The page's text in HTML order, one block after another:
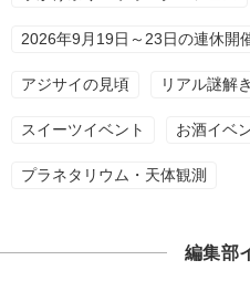
2026年9月19日～23日の連休開
アジサイの見頃 リアル謎解
スイーツイベント お酒イベ
プラネタリウム・天体観測
編集部